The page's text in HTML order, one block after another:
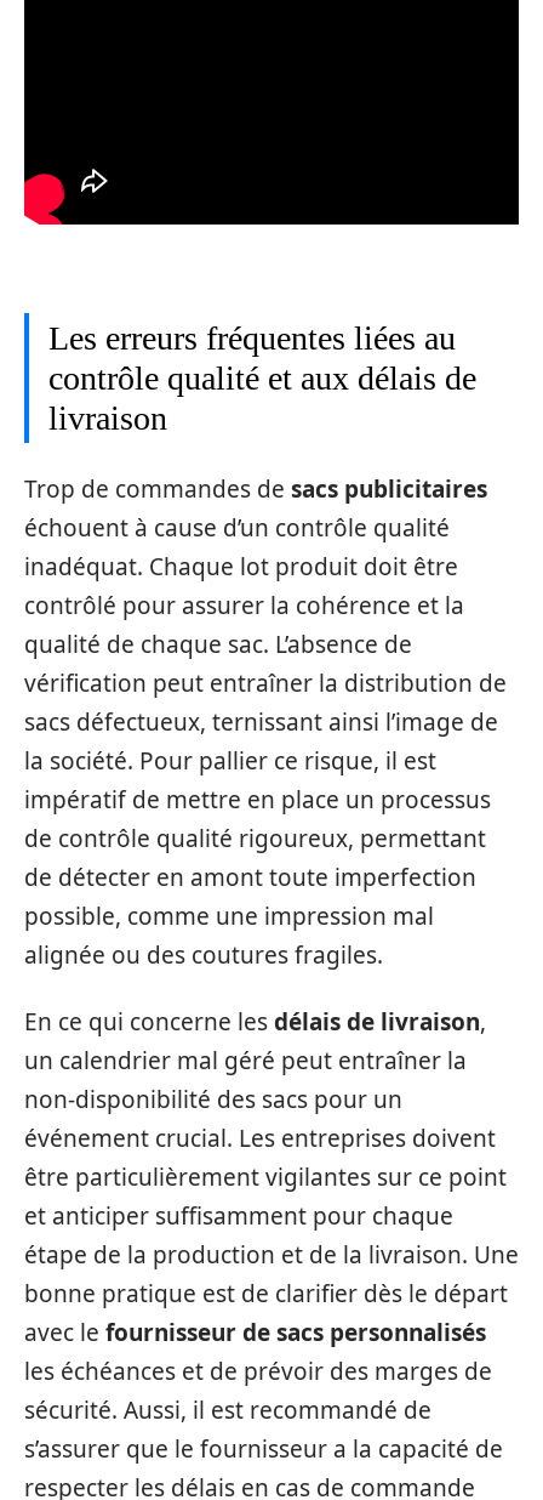
Les erreurs fréquentes liées au
contrôle qualité et aux délais de
livraison
Trop de commandes de sacs publicitaires
échouent à cause d’un contrôle qualité
inadéquat. Chaque lot produit doit être
contrôlé pour assurer la cohérence et la
qualité de chaque sac. L’absence de
vérification peut entraîner la distribution de
sacs défectueux, ternissant ainsi l’image de
la société. Pour pallier ce risque, il est
impératif de mettre en place un processus
de contrôle qualité rigoureux, permettant
de détecter en amont toute imperfection
possible, comme une impression mal
alignée ou des coutures fragiles.
En ce qui concerne lesdélais de livraison,
un calendrier mal géré peut entraîner la
non-disponibilité des sacs pour un
événement crucial. Les entreprises doivent
être particulièrement vigilantes sur ce point
et anticiper suffisamment pour chaque
étape de la production et de la livraison. Une
bonne pratique est de clarifier dès le départ
avec le fournisseur de sacs personnalisés
les échéances et de prévoir des marges de
sécurité. Aussi, il est recommandé de
s’assurer que le fournisseur a la capacité de
respecter les délais en cas de commande